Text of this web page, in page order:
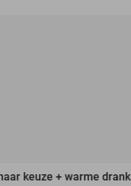
keuze + warme